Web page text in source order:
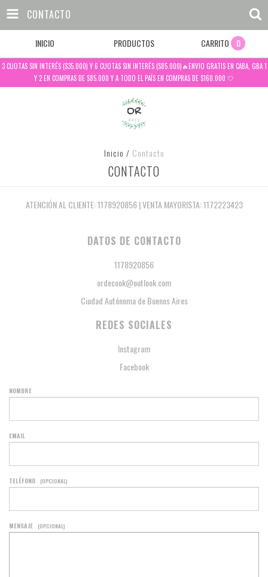
CONTACTO
INICIO PRODUCTOS CARRITO 0
3 CUOTAS SIN INTERÉS ($35.000) Y 6 CUOTAS SIN INTERÉS ($85.000)🔥ENVIO GRATIS EN CABA, GBA 1
Y 2 EN COMPRAS DE $85.000 Y A TODO EL PAÍS EN COMPRAS DE $160.000 🤍
Inicio / Contacto
CONTACTO
ATENCIÓN AL CLIENTE: 1178920856 | VENTA MAYORISTA: 1172223423
DATOS DE CONTACTO
1178920856
ordecook@outlook.com
Ciudad Autónoma de Buenos Aires
REDES SOCIALES
Instagram
Facebook
NOMBRE
EMAIL
TELÉFONO (OPCIONAL)
MENSAJE (OPCIONAL)